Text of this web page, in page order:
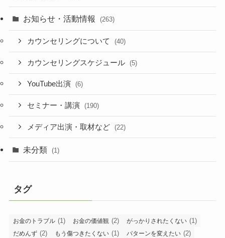
お知らせ・活動情報 (263)
カウンセリングについて (40)
カウンセリングスケジュール (5)
YouTube出演 (6)
セミナー・講演 (190)
メディア出演・取材など (22)
未分類 (1)
タグ
お金のトラブル (1) お金の価値観 (2) がっかりされたくない (1)
だめんず (2) もう傷つきたくない (1) パターンを変えたい (2)